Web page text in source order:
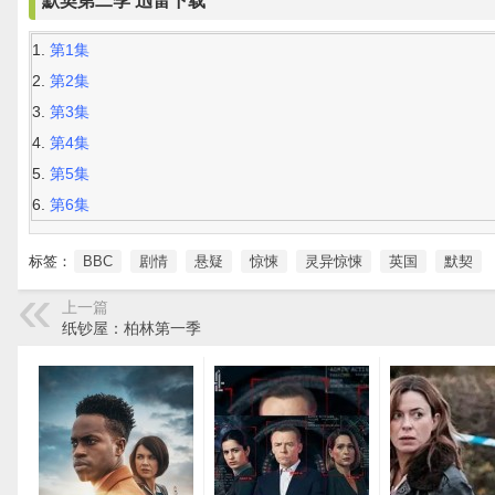
第1集
第2集
第3集
第4集
第5集
第6集
标签： BBC 剧情 悬疑 惊悚 灵异惊悚 英国 默契
上一篇
纸钞屋：柏林第一季